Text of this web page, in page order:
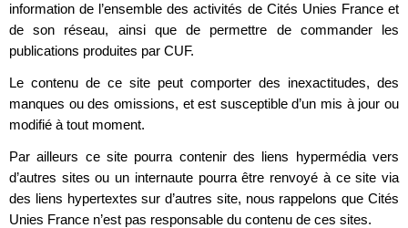
information de l’ensemble des activités de Cités Unies France et
de son réseau, ainsi que de permettre de commander les
publications produites par CUF.
Le contenu de ce site peut comporter des inexactitudes, des
manques ou des omissions, et est susceptible d’un mis à jour ou
modifié à tout moment.
Par ailleurs ce site pourra contenir des liens hypermédia vers
d’autres sites ou un internaute pourra être renvoyé à ce site via
des liens hypertextes sur d’autres site, nous rappelons que Cités
Unies France n’est pas responsable du contenu de ces sites.